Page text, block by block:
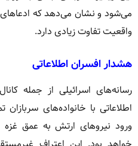
می‌شود و نشان می‌دهد که ادعاهای
واقعیت تفاوت زیادی دارد.
هشدار افسران اطلاعاتی
اطلاعاتی با خانواده‌های
ورود نیروهای ارتش به عمق